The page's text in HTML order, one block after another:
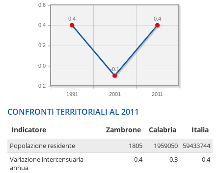
1991 2001 2011
-0.2
0.0
0.2
0.4
0.6
0.4
-0.1
0.4
CONFRONTI TERRITORIALI AL 2011
Indicatore Zambrone Calabria Italia
Popolazione residente 1805 1959050
59433744
Variazione intercensuaria
annua
0.4 -0.3 0.4